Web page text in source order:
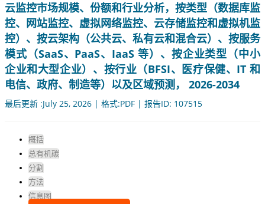
云监控市场规模、份额和行业分析，按类型（数据库监
控、网站监控、虚拟网络监控、云存储监控和虚拟机监
控）、按云架构（公共云、私有云和混合云）、按服务
模式（SaaS、PaaS、IaaS 等）、按企业类型（中小
企业和大型企业）、按行业（BFSI、医疗保健、IT 和
电信、政府、制造等）以及区域预测， 2026-2034
最后更新 :July 25, 2026 | 格式:PDF | 报告ID: 107515
概括
总有机碳
分割
方法
信息图